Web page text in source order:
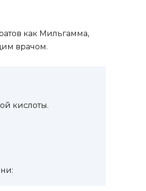
как Мильгамма,
врачом.
кислоты.